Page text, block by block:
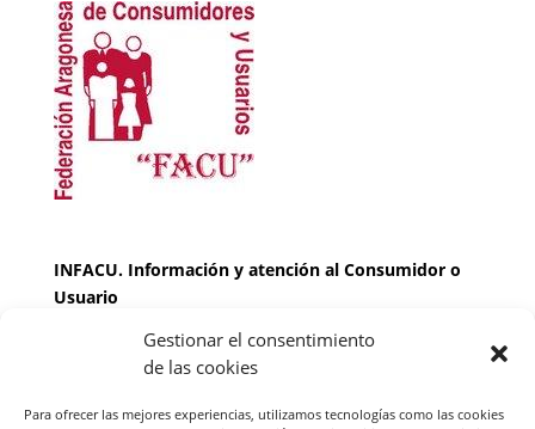
Gestionar el consentimiento
de las cookies
Para ofrecer las mejores experiencias, utilizamos tecnologías como las cookies
INFACU. Información y atención al Consumidor o
Usuario
MARTES Y JUEVES de17:00 a 20 horas
horas